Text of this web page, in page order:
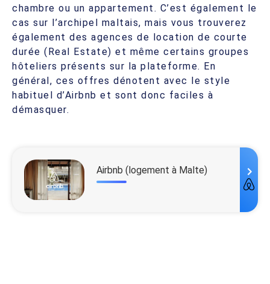
chambre ou un appartement. C’est également le
cas sur l’archipel maltais, mais vous trouverez
également des agences de location de courte
durée (Real Estate) et même certains groupes
hôteliers présents sur la plateforme. En
général, ces offres dénotent avec le style
habituel d’Airbnb et sont donc faciles à
démasquer.
Airbnb (logement à Malte)